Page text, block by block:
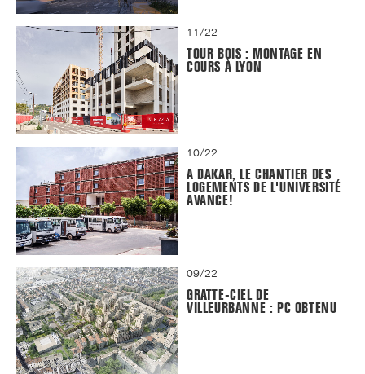
11/22
TOUR BOIS : MONTAGE EN
COURS À LYON
10/22
A DAKAR, LE CHANTIER DES
LOGEMENTS DE L'UNIVERSITÉ
AVANCE!
09/22
GRATTE-CIEL DE
VILLEURBANNE : PC OBTENU